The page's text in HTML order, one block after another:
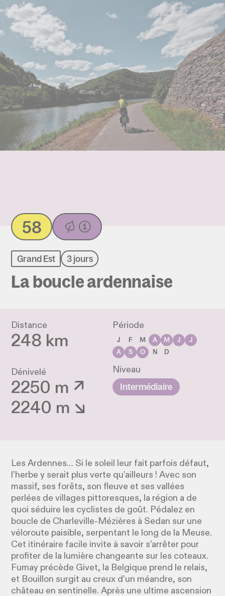
58
Grand Est 3 jours
La boucle ardennaise
Distance
248 km
Dénivelé
2250 m ↗
2240 m ↘
Période
J
F M A M J
J
A
S O N
D
Niveau
Intermédiaire
Les Ardennes… Si le soleil leur fait parfois défaut,
l’herbe y serait plus verte qu’ailleurs ! Avec son
massif, ses forêts, son fleuve et ses vallées
perlées de villages pittoresques, la région a de
quoi séduire les cyclistes de goût. Pédalez en
boucle de Charleville-Mézières à Sedan sur une
véloroute paisible, serpentant le long de la Meuse.
Cet itinéraire facile invite à savoir s’arrêter pour
profiter de la lumière changeante sur les coteaux.
Fumay précède Givet, la Belgique prend le relais,
et Bouillon surgit au creux d’un méandre, son
château en sentinelle. Après une ultime ascension